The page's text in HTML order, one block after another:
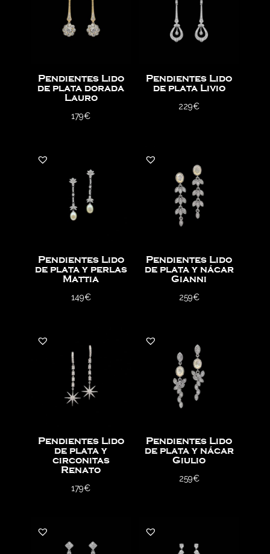
Pendientes Lido
de plata dorada
Lauro
179€
Pendientes Lido
de plata Livio
229€
Pendientes Lido
de plata y perlas
Mattia
149€
Pendientes Lido
de plata y nácar
Gianni
259€
Pendientes Lido
de plata y
circonitas
Renato
179€
Pendientes Lido
de plata y nácar
Giulio
259€